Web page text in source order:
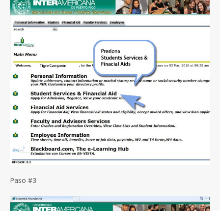
Paso #3